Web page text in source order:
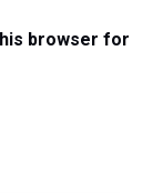
browser for